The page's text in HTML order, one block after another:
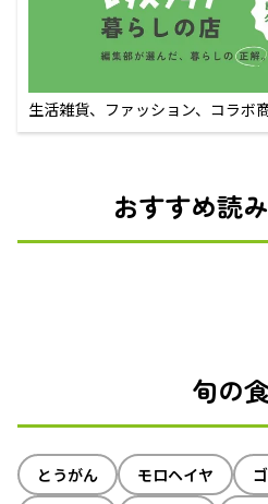
生活雑貨、ファッション、コラ
えるECサイト
おすすめ読
旬の
とうがん モロヘイヤ